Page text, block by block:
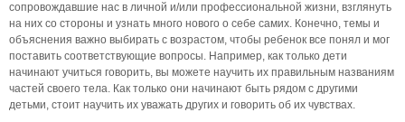
сопровождавшие нас в личной и/или профессиональной жизни, взглянуть
на них со стороны и узнать много нового о себе самих. Конечно, темы и
объяснения важно выбирать с возрастом, чтобы ребенок все понял и мог
поставить соответствующие вопросы. Например, как только дети
начинают учиться говорить, вы можете научить их правильным названиям
частей своего тела. Как только они начинают быть рядом с другими
детьми, стоит научить их уважать других и говорить об их чувствах.